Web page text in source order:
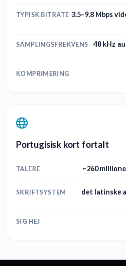
TYPISK BITRATE 3.5–9.8 Mbps
SAMPLINGSFREKVENS
48 kHz
KOMPRIMERING
Portugisisk kort fortalt
TALERE ~260
SKRIFTSYSTEM
det latinske
SIG HEJ